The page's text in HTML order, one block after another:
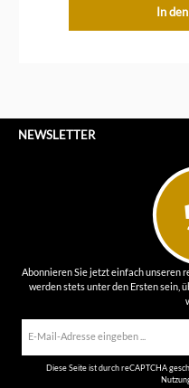
In
NEWSLETTER
Abonnieren Sie jetzt einfach unseren
werden stets unter den Ersten sein,
Diese Seite ist durch reCAPTCHA